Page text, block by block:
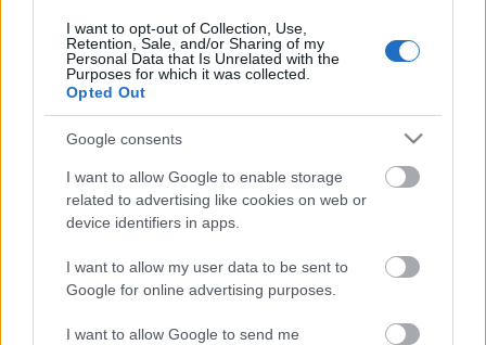
I want to opt-out of Collection, Use,
Retention, Sale, and/or Sharing of my
Personal Data that Is Unrelated with the
Purposes for which it was collected.
Opted Out
Google consents
I want to allow Google to enable storage
related to advertising like cookies on web or
device identifiers in apps.
I want to allow my user data to be sent to
Google for online advertising purposes.
I want to allow Google to send me
„magyar vállalkozó” képének negatív hősből
példaértékű karakterré formálásában.
A magyar vállalkozókról kialakult hamis
sztereotípia csak a pozitív ellenpéldák és a
kiemelkedő sikertörténetek bemutatásával